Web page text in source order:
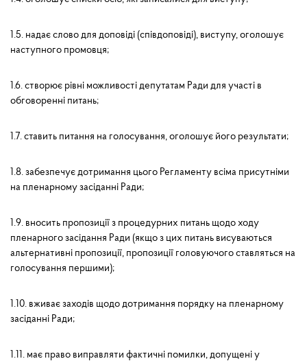
1.5. надає слово для доповіді (співдоповіді), виступу, оголошує
наступного промовця;
1.6. створює рівні можливості депутатам Ради для участі в
обговоренні питань;
1.7. ставить питання на голосування, оголошує його результати;
1.8. забезпечує дотримання цього Регламенту всіма присутніми
на пленарному засіданні Ради;
1.9. вносить пропозиції з процедурних питань щодо ходу
пленарного засідання Ради (якщо з цих питань висуваються
альтернативні пропозиції, пропозиції головуючого ставляться на
голосування першими);
1.10. вживає заходів щодо дотримання порядку на пленарному
засіданні Ради;
1.11. має право виправляти фактичні помилки, допущені у